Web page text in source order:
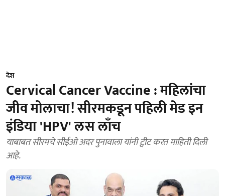
देश
Cervical Cancer Vaccine : महिलांचा
जीव मोलाचा! सीरमकडून पहिली मेड इन
इंडिया 'HPV' लस लाँच
याबाबत सीरमचे सीईओ अदर पुनावाला यांनी ट्वीट करत माहिती दिली
आहे.